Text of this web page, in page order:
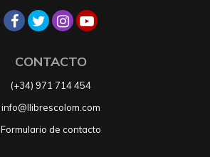
CONTACTO
(+34) 971 714 454
info@llibrescolom.com
Formulario de contacto